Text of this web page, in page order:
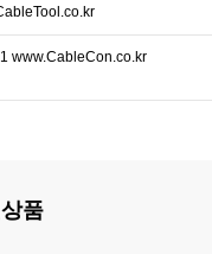
www.CableCon.co.kr
품